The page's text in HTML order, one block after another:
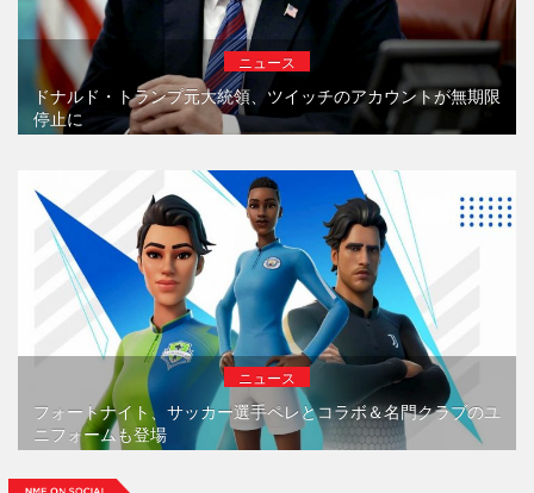
ニュース
ドナルド・トランプ元大統領、ツイッチのアカウントが無期限
停止に
ニュース
フォートナイト、サッカー選手ペレとコラボ＆名門クラブのユ
ニフォームも登場